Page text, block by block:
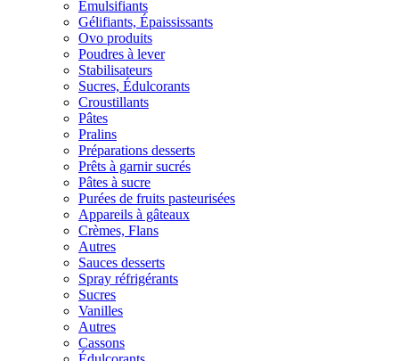
Émulsifiants
Gélifiants, Épaississants
Ovo produits
Poudres à lever
Stabilisateurs
Sucres, Édulcorants
Croustillants
Pâtes
Pralins
Préparations desserts
Prêts à garnir sucrés
Pâtes à sucre
Purées de fruits pasteurisées
Appareils à gâteaux
Crèmes, Flans
Autres
Sauces desserts
Spray réfrigérants
Sucres
Vanilles
Autres
Cassons